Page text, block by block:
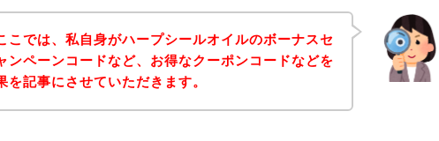
こでは、私自身がハープシールオイルのボーナスセ
ンペーンコードなど、お得なクーポンコードなどを
を記事にさせていただきます。